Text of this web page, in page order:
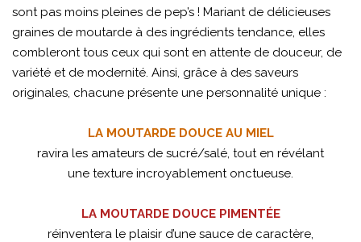
sont pas moins pleines de pep’s ! Mariant de délicieuses
graines de moutarde à des ingrédients tendance, elles
combleront tous ceux qui sont en attente de douceur, de
variété et de modernité. Ainsi, grâce à des saveurs
originales, chacune présente une personnalité unique :
LA MOUTARDE DOUCE AU MIEL
ravira les amateurs de sucré/salé, tout en révélant
une texture incroyablement onctueuse.
LA MOUTARDE DOUCE PIMENTÉE
réinventera le plaisir d’une sauce de caractère,